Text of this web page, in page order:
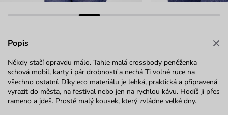
Popis
Někdy stačí opravdu málo. Tahle malá crossbody peněženka
schová mobil, karty i pár drobností a nechá Ti volné ruce na
všechno ostatní. Díky eco materiálu je lehká, praktická a připravená
vyrazit do města, na festival nebo jen na rychlou kávu. Hodíš ji přes
rameno a jdeš. Prostě malý kousek, který zvládne velké dny.